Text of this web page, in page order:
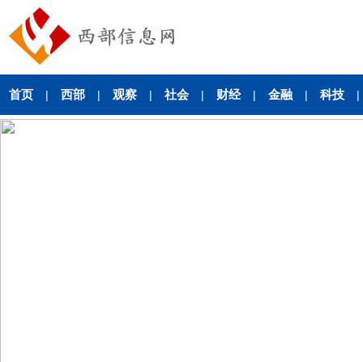
首页 | 西部 | 观察 | 社会 | 财经 | 金融 | 科技 |
合